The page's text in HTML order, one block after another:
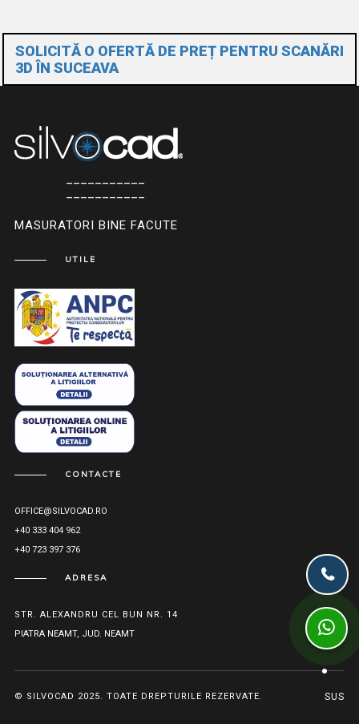
SOLICITĂ O OFERTĂ DE PREȚ PENTRU SCANĂRI
3D ÎN SUCEAVA
MASURATORI BINE FACUTE
UTILE
CONTACTE
OFFICE@SILVOCAD.RO
+40 333 404 962
+40 723 397 376
ADRESA
STR. ALEXANDRU CEL BUN NR. 14
PIATRA NEAMT, JUD. NEAMT
© SILVOCAD 2025. TOATE DREPTURILE REZERVATE. SUS